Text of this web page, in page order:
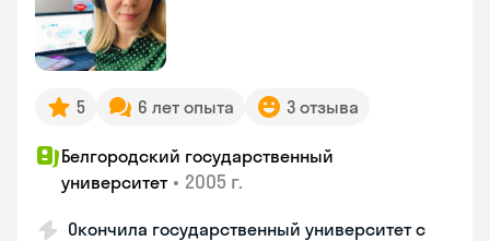
5 6 лет опыта 3 отзыва
Белгородский государственный
университет • 2005 г.
Окончила государственный университет с